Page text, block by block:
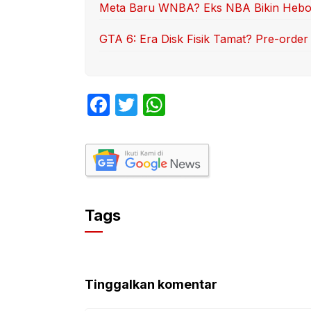
Meta Baru WNBA? Eks NBA Bikin
GTA 6: Era Disk Fisik Tamat? Pre-
F
c
e
o
T
itt
er
at
s
Tags
Tinggalkan komentar